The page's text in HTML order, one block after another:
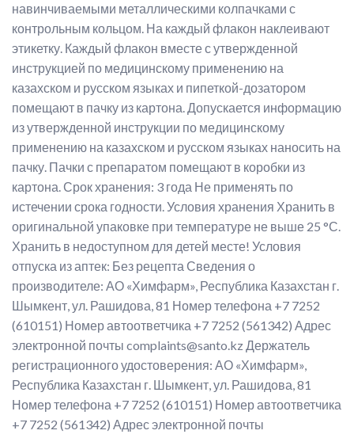
навинчиваемыми металлическими колпачками с
контрольным кольцом. На каждый флакон наклеивают
этикетку. Каждый флакон вместе с утвержденной
инструкцией по медицинскому применению на
казахском и русском языках и пипеткой-дозатором
помещают в пачку из картона. Допускается информацию
из утвержденной инструкции по медицинскому
применению на казахском и русском языках наносить на
пачку. Пачки с препаратом помещают в коробки из
картона. Срок хранения: 3 года Не применять по
истечении срока годности. Условия хранения Хранить в
оригинальной упаковке при температуре не выше 25 °С.
Хранить в недоступном для детей месте! Условия
отпуска из аптек: Без рецепта Сведения о
производителе: АО «Химфарм», Республика Казахстан г.
Шымкент, ул. Рашидова, 81 Номер телефона +7 7252
(610151) Номер автоответчика +7 7252 (561342) Адрес
электронной почты complaints@santo.kz Держатель
регистрационного удостоверения: АО «Химфарм»,
Республика Казахстан г. Шымкент, ул. Рашидова, 81
Номер телефона +7 7252 (610151) Номер автоответчика
+7 7252 (561342) Адрес электронной почты